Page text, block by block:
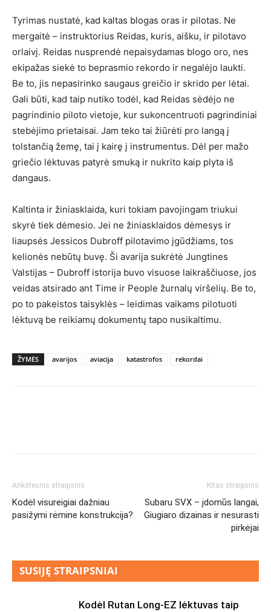
Tyrimas nustatė, kad kaltas blogas oras ir pilotas. Ne
mergaitė – instruktorius Reidas, kuris, aišku, ir pilotavo
orlaivį. Reidas nusprendė nepaisydamas blogo oro, nes
ekipažas siekė to beprasmio rekordo ir negalėjo laukti.
Be to, jis nepasirinko saugaus greičio ir skrido per lėtai.
Gali būti, kad taip nutiko todėl, kad Reidas sėdėjo ne
pagrindinio piloto vietoje, kur sukoncentruoti pagrindiniai
stebėjimo prietaisai. Jam teko tai žiūrėti pro langą į
tolstančią žemę, tai į kairę į instrumentus. Dėl per mažo
griečio lėktuvas patyrė smuką ir nukrito kaip plyta iš
dangaus.
Kaltinta ir žiniasklaida, kuri tokiam pavojingam triukui
skyrė tiek dėmesio. Jei ne žiniasklaidos dėmesys ir
liaupsės Jessicos Dubroff pilotavimo įgūdžiams, tos
kelionės nebūtų buvę. Ši avarija sukrėtė Jungtines
Valstijas – Dubroff istorija buvo visuose laikraščiuose, jos
veidas atsirado ant Time ir People žurnalų viršelių. Be to,
po to pakeistos taisyklės – leidimas vaikams pilotuoti
lėktuvą be reikiamų dokumentų tapo nusikaltimu.
ŽYMĖS avarijos aviacija katastrofos rekordai
Ankstesnis straipsnis
Kodėl visureigiai dažniau
pasižymi rėmine konstrukcija?
Kitas straipsnis
Subaru SVX – įdomūs langai,
Giugiaro dizainas ir nesurasti
pirkėjai
SUSIJĘ STRAIPSNIAI
Kodėl Rutan Long-EZ lėktuvas taip